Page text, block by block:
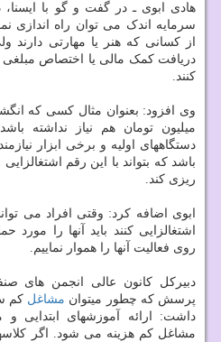
هادی ابوی ـ در گفت و گو با
سرمایه اندک می توان راه اندازی
از کسانی که هنر یا مهارتی دارند
دریافت کمک مالی یا اختصاص مبلغی
کنند.
وی افزود: بعنوان مثال کسی که
میلیون تومان هم نیاز نداشته
باشد که بتواند با این رقم
ریزی کند.
ابوی اضافه کرد: وقتی افراد می
اشتغالزایی کنند باید آنها را
روی فعالیت آنها را هموار نماییم.
دبیرکل کانون عالی انجمن های
پرسش که چطور میتوان مشاغل کم
داشت: ارائه آموزشهای
مشاغل کم هزینه می شود. اگر